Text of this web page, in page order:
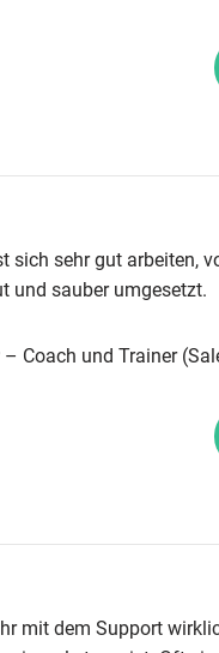
sich sehr gut arbeiten,
und sauber umgesetzt.
– Coach und Trainer
mit dem Support